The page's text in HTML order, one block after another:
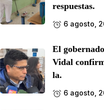
respuestas.
6 agosto,
El
Vidal
la.
6 agosto,